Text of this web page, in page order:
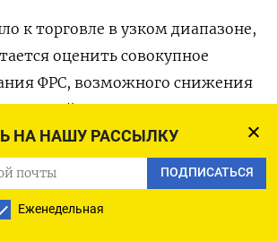
НА НАШУ РАССЫЛКУ
ПОДПИСАТЬСЯ
Еженедельная
к торговле в узком диапазоне,
оценить совокупное
ФРС, возможного снижения
коррекции на
на фоне новостей о DeepSeek»,
на 0,35% до $951,63​​ за